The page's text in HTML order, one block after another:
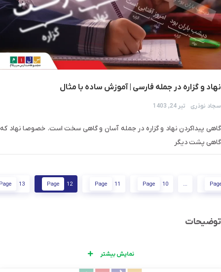
نهاد و گزاره در جمله فارسی | آموزش ساده با مثال
سجاد نوذری تیر 24, 1403
گاهی پیدا‌کردن نهاد و گزاره در جمله آسان و گاهی سخت است. خصوصا نهاد که
گاهی پشت دیگر
…
Page 10
Page 11
Page 12
13
توضیحات
نمایش بیشتر